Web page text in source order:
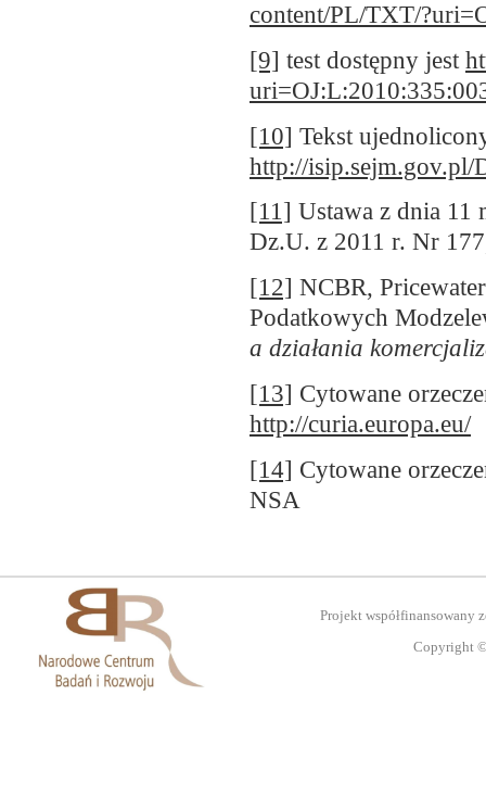
content/PL/TXT/
[9] test dostępny jest
[10] Tekst
http://isip.sejm.gov.pl/
[11] Ustawa z dnia 11
Dz.U. z 2011 r. Nr
[12] NCBR,
Podatkowych
a działania
[13] Cytowane
http://curia.europa.eu/
[14] Cytowane
NSA
Projekt współfinansowany
Copyright ©